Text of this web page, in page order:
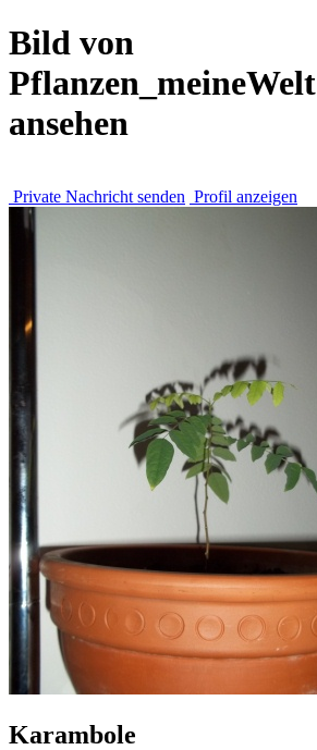
Bild von
Pflanzen_meineWelt
ansehen
Private Nachricht senden Profil anzeigen
Karambole